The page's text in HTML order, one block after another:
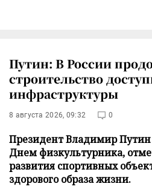
Путин: В России
строительство
инфраструктуры
8 августа 2026, 09:32 0
Президент Владимир Путин
Днем физкультурника,
развития спортивных
здорового образа жизни.